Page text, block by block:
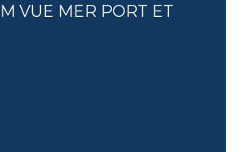
VUE MER PORT ET